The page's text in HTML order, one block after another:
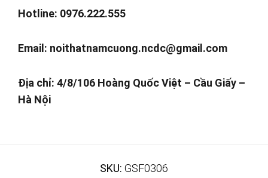
Hotline: 0976.222.555
Email: noithatnamcuong.ncdc@gmail.com
Địa chỉ: 4/8/106 Hoàng Quốc Việt – Cầu Giấy –
Hà Nội
SKU: GSF0306